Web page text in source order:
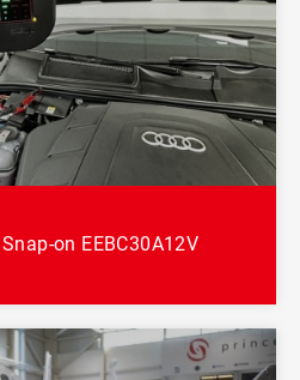
on EEBC30A12V